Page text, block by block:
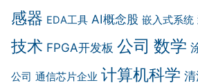
感器 EDA工具 AI概念股 嵌入式系统
技术 FPGA开发板 公司 数学
公司 通信芯片企业 计算机科学